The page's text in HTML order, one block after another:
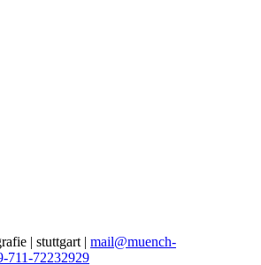
| stuttgart | mail@muench-
711-72232929